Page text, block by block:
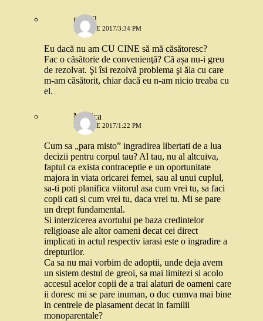
mira 2
16 IUNIE 2017/3:34 PM
Eu dacă nu am CU CINE să mă căsătoresc?
Fac o căsătorie de convenienţă? Că așa nu-i greu
de rezolvat. Şi îsi rezolvă problema şi ăla cu care
m-am căsătorit, chiar dacă eu n-am nicio treaba cu
el.
Monica
14 IUNIE 2017/1:22 PM
Cum sa „para misto” ingradirea libertati de a lua
decizii pentru corpul tau? Al tau, nu al altcuiva,
faptul ca exista contraceptie e un oportunitate
majora in viata oricarei femei, sau al unui cuplul,
sa-ti poti planifica viitorul asa cum vrei tu, sa faci
copii cati si cum vrei tu, daca vrei tu. Mi se pare
un drept fundamental.
Si interzicerea avortului pe baza credintelor
religioase ale altor oameni decat cei direct
implicati in actul respectiv iarasi este o ingradire a
drepturilor.
Ca sa nu mai vorbim de adoptii, unde deja avem
un sistem destul de greoi, sa mai limitezi si acolo
accesul acelor copii de a trai alaturi de oameni care
ii doresc mi se pare inuman, o duc cumva mai bine
in centrele de plasament decat in familii
monoparentale?